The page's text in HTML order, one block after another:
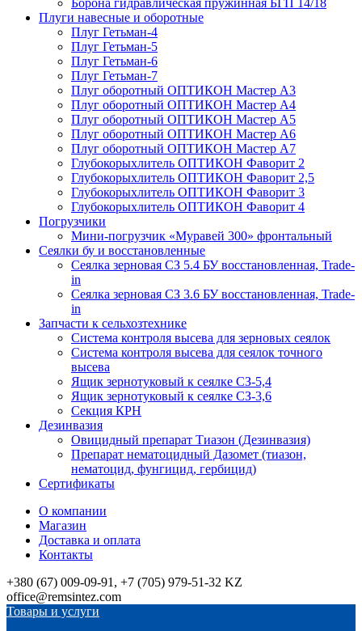
Борона гидравлическая пружинная БГП 14/18
Плуги навесные и оборотные
Плуг Гетьман-4
Плуг Гетьман-5
Плуг Гетьман-6
Плуг Гетьман-7
Плуг оборотный ОПТИКОН Мастер А3
Плуг оборотный ОПТИКОН Мастер А4
Плуг оборотный ОПТИКОН Мастер А5
Плуг оборотный ОПТИКОН Мастер А6
Плуг оборотный ОПТИКОН Мастер А7
Глубокорыхлитель ОПТИКОН Фаворит 2
Глубокорыхлитель ОПТИКОН Фаворит 2,5
Глубокорыхлитель ОПТИКОН Фаворит 3
Глубокорыхлитель ОПТИКОН Фаворит 4
Погрузчики
Мини-погрузчик «Муравей 300» фронтальный
Сеялки бу и восстановленные
Сеялка зерновая СЗ 5.4 БУ восстановленная, Trade-
in
Сеялка зерновая СЗ 3.6 БУ восстановленная, Trade-
in
Запчасти к сельхозтехнике
Система контроля высева для зерновых сеялок
Система контроля высева для сеялок точного
высева
Ящик зернотуковый к сеялке СЗ-5,4
Ящик зернотуковый к сеялке СЗ-3,6
Секция КРН
Дезинвазия
Овицидный препарат Тиазон (Дезинвазия)
Препарат нематоцидный Дазомет (тиазон,
нематоцид, фунгицид, гербицид)
Сертификаты
О компании
Магазин
Доставка и оплата
Контакты
+380 (67) 009-09-91, +7 (705) 979-51-32 KZ
office@remsintez.com
Товары и услуги